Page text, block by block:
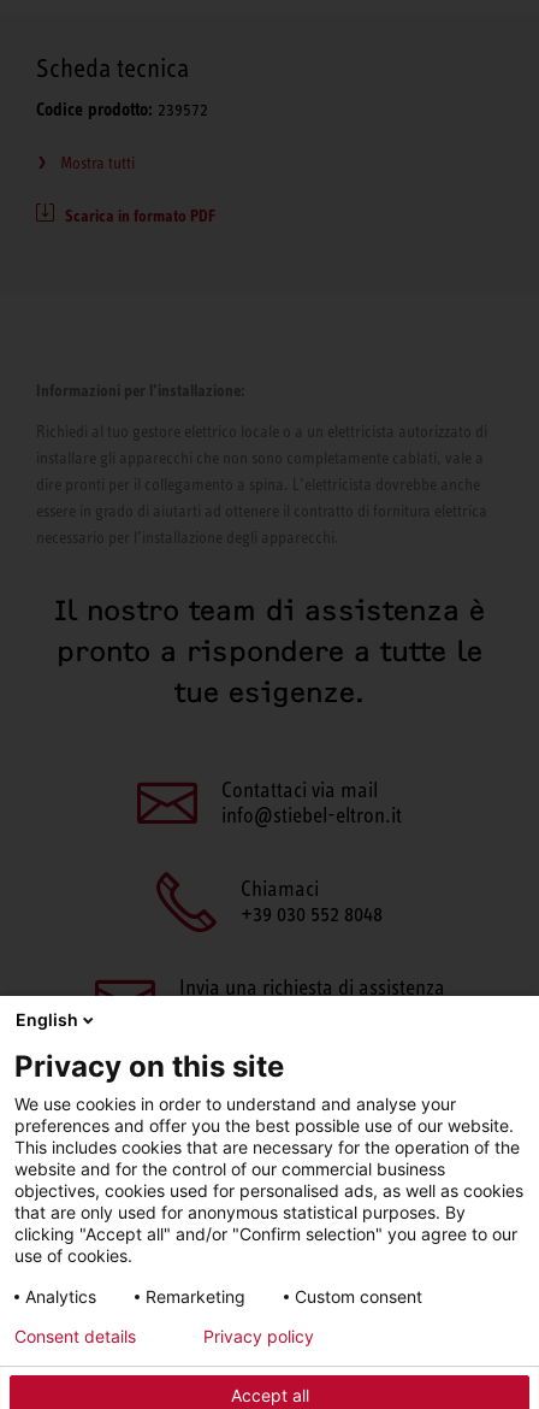
Scheda tecnica
Codice prodotto: 239572
Mostra tutti
Scarica in formato PDF
Informazioni per l’installazione:
Richiedi al tuo gestore elettrico locale o a un elettricista autorizzato di
installare gli apparecchi che non sono completamente cablati, vale a
dire pronti per il collegamento a spina. L’elettricista dovrebbe anche
essere in grado di aiutarti ad ottenere il contratto di fornitura elettrica
necessario per l’installazione degli apparecchi.
Il nostro team di assistenza è
pronto a rispondere a tutte le
tue esigenze.
Contattaci via mail
info@stiebel-eltron.it
Chiamaci
+39 030 552 8048
Invia una richiesta di assistenza
Sigla editoriale Informativa sulla privacy
Facebook LinkedIn Instagram
English
Privacy on this site
We use cookies in order to understand and analyse your
preferences and offer you the best possible use of our website.
This includes cookies that are necessary for the operation of the
website and for the control of our commercial business
objectives, cookies used for personalised ads, as well as cookies
that are only used for anonymous statistical purposes. By
clicking "Accept all" and/or "Confirm selection" you agree to our
use of cookies.
Analytics
Remarketing Custom consent
Accept all
Consent details Privacy policy